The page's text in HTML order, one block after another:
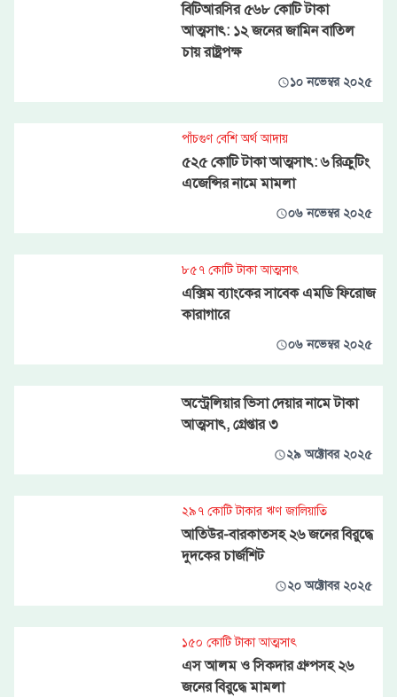
বিটিআরসির ৫৬৮ কোটি টাকা
আত্মসাৎ: ১২ জনের জামিন বাতিল
চায় রাষ্ট্রপক্ষ
১০ নভেম্বর ২০২৫
পাঁচগুণ বেশি অর্থ আদায়
৫২৫ কোটি টাকা আত্মসাৎ: ৬ রিক্রুটিং
এজেন্সির নামে মামলা
০৬ নভেম্বর ২০২৫
৮৫৭ কোটি টাকা আত্মসাৎ
এক্সিম ব্যাংকের সাবেক এমডি ফিরোজ
কারাগারে
০৬ নভেম্বর ২০২৫
অস্ট্রেলিয়ার ভিসা দেয়ার নামে টাকা
আত্মসাৎ, গ্রেপ্তার ৩
২৯ অক্টোবর ২০২৫
২৯৭ কোটি টাকার ঋণ জালিয়াতি
আতিউর-বারকাতসহ ২৬ জনের বিরুদ্ধে
দুদকের চার্জশিট
২০ অক্টোবর ২০২৫
১৫০ কোটি টাকা আত্মসাৎ
এস আলম ও সিকদার গ্রুপসহ ২৬
জনের বিরুদ্ধে মামলা